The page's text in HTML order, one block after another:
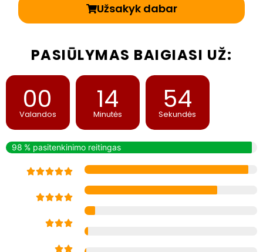
Užsakyk dabar
PASIŪLYMAS BAIGIASI UŽ:
00
Valandos 14
Minutės 52
Sekundės
98 % pasitenkinimo reitingas